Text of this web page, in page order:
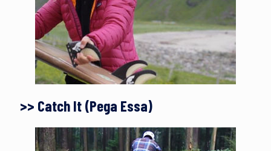
>> Catch It (Pega Essa)